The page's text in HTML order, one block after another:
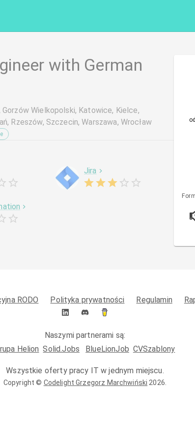
with German
Gorzów Wielkopolski, Katowice, Kielce,
Rzeszów, Szczecin, Warszawa, Wrocław
Jira
od
RODO Polityka prywatności Regulamin
Naszymi partnerami są:
Helion Solid.Jobs BlueLionJob CVSzablony
Wszystkie oferty pracy IT w jednym miejscu.
Copyright © Codelight Grzegorz Marchwiński 2026